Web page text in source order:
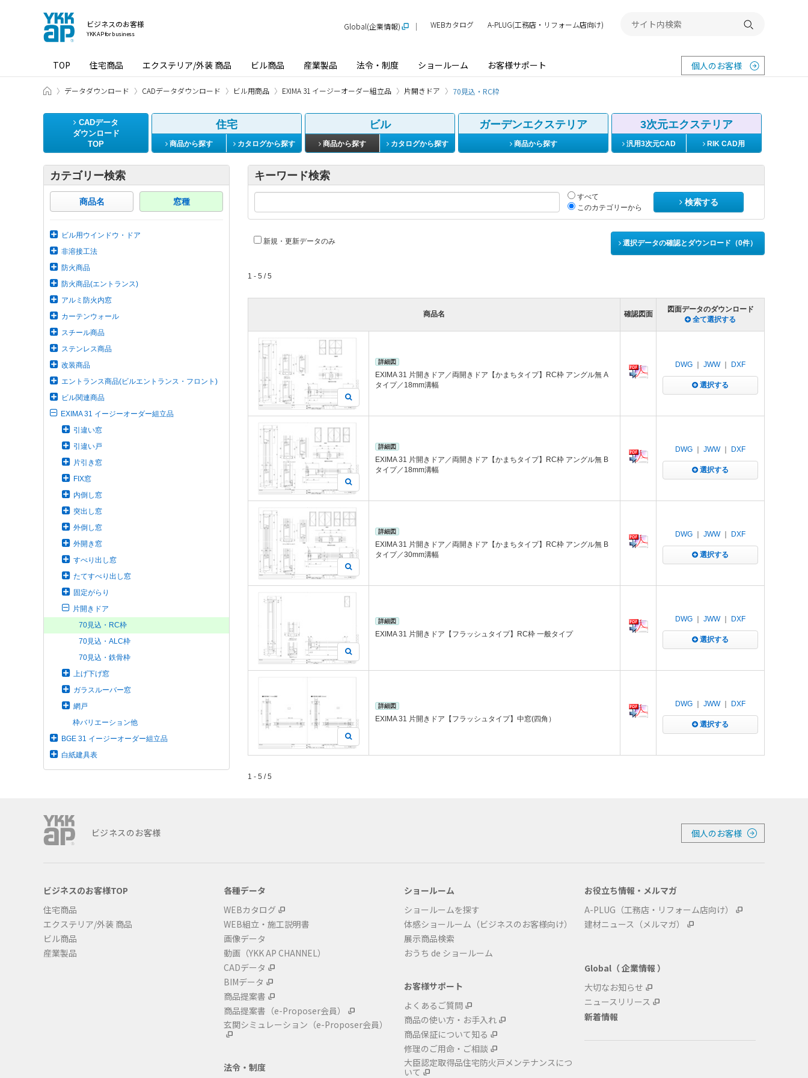
ビジネスのお客様
YKK AP for business
TOP 住宅商品 エクステリア/外装 商品 ビル商品 産業製品 法令・制度 ショールーム お客様サポート 個人のお客様
Global(企業情報) WEBカタログ A-PLUG(工務店・リフォーム店向け) 検索する
ビジネスのお客様 HOME
データダウンロード CADデータダウンロード ビル用商品 EXIMA 31 イージーオーダー組立品 片開きドア 70見込・RC枠
CADデータ
ダウンロード
TOP
住宅
商品から探す カタログから探す
ビル
商品から探す カタログから探す
ガーデンエクステリア
商品から探す
3次元エクステリア
汎用3次元CAD RIK CAD用
カテゴリー検索
商品名 窓種
ビル用ウインドウ・ドア
非溶接工法
防火商品
防火商品(エントランス)
アルミ防火内窓
カーテンウォール
スチール商品
ステンレス商品
改装商品
エントランス商品(ビルエントランス・フロント)
ビル関連商品
EXIMA 31 イージーオーダー組立品
引違い窓
引違い戸
片引き窓
FIX窓
内倒し窓
突出し窓
外倒し窓
外開き窓
すべり出し窓
たてすべり出し窓
固定がらり
片開きドア
70見込・RC枠
70見込・ALC枠
70見込・鉄骨枠
上げ下げ窓
ガラスルーバー窓
網戸
枠バリエーション他
BGE 31 イージーオーダー組立品
白紙建具表
キーワード検索
すべて
このカテゴリーから
検索する
新規・更新データのみ 選択データの確認とダウンロード（0件）
1 - 5 / 5
商品名 確認図面
図面データのダウンロード
全て選択する
詳細図
EXIMA 31 片開きドア／両開きドア【かまちタイプ】RC枠 アングル無 A
タイプ／18mm溝幅
DWG JWW｜ DXF
選択する
詳細図
EXIMA 31 片開きドア／両開きドア【かまちタイプ】RC枠 アングル無 B
タイプ／18mm溝幅
DWG JWW｜ DXF
選択する
詳細図
EXIMA 31 片開きドア／両開きドア【かまちタイプ】RC枠 アングル無 B
タイプ／30mm溝幅
DWG JWW｜ DXF
選択する
詳細図
EXIMA 31 片開きドア【フラッシュタイプ】RC枠 一般タイプ
DWG JWW｜ DXF
選択する
詳細図
EXIMA 31 片開きドア【フラッシュタイプ】中窓(四角）
DWG JWW｜ DXF
選択する
1 - 5 / 5
ビジネスのお客様 個人のお客様
ビジネスのお客様TOP
住宅商品
エクステリア/外装 商品
ビル商品
産業製品
各種データ
WEBカタログ
WEB組立・施工説明書
画像データ
動画（YKK AP CHANNEL）
CADデータ
BIMデータ
商品提案書
商品提案書 （e-Proposer会員）
玄関シミュレーション （e-Proposer会員）
法令・制度
ショールーム
ショールームを探す
体感ショールーム（ビジネスのお客様向け）
展示商品検索
おうち de ショールーム
お客様サポート
よくあるご質問
商品の使い方・お手入れ
商品保証について知る
修理のご用命・ご相談
大臣認定取得品住宅防火戸メンテナンスにつ
いて
お役立ち情報・メルマガ
A-PLUG（工務店・リフォーム店向け）
建材ニュース（メルマガ）
Global（ 企業情報 ）
大切なお知らせ
ニュースリリース
新着情報